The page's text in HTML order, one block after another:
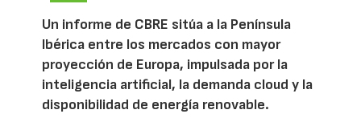
Un informe de CBRE sitúa a la Península
Ibérica entre los mercados con mayor
proyección de Europa, impulsada por la
inteligencia artificial, la demanda cloud y la
disponibilidad de energía renovable.